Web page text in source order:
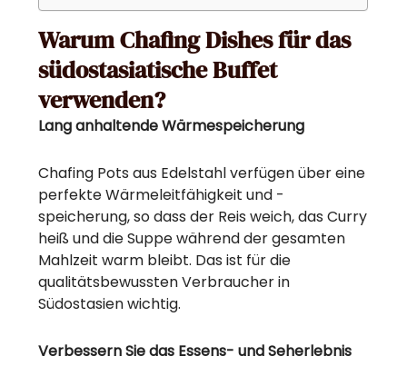
Warum Chafing Dishes für das
südostasiatische Buffet
verwenden?
Lang anhaltende Wärmespeicherung
Chafing Pots aus Edelstahl verfügen über eine
perfekte Wärmeleitfähigkeit und -
speicherung, so dass der Reis weich, das Curry
heiß und die Suppe während der gesamten
Mahlzeit warm bleibt. Das ist für die
qualitätsbewussten Verbraucher in
Südostasien wichtig.
Verbessern Sie das Essens- und Seherlebnis